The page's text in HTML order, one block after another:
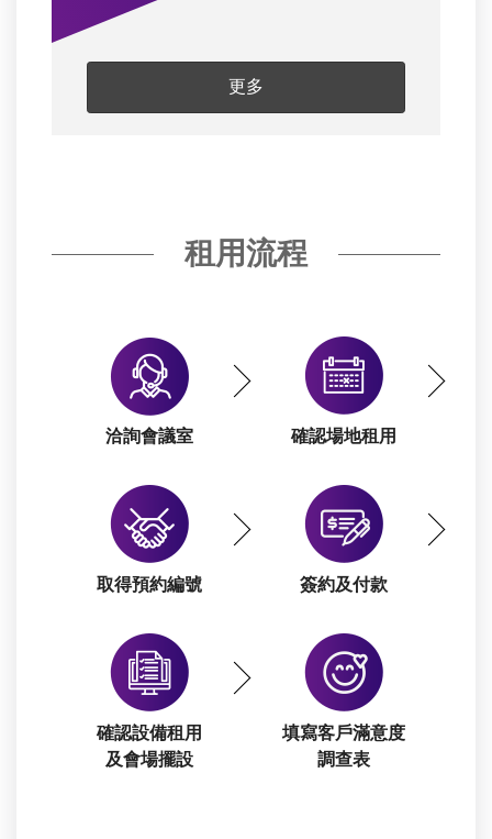
更多
租用流程
洽詢會議室 確認場地租用
取得預約編號 簽約及付款
確認設備租用
及會場擺設
填寫客戶滿意度
調查表